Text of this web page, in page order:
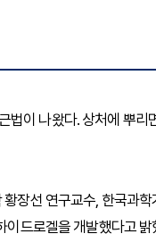
이 나왔다. 상처에 뿌리
장선 연구교수, 한국과
드로겔을 개발했다고